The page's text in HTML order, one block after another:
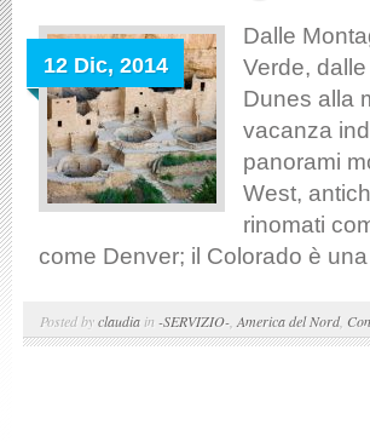
12 Dic, 2014
Dalle
Verde,
Dunes alla
vacanza
panorami
West,
rinomati
come Denver; il Colorado è
Posted byclaudia in -SERVIZIO- America del Nord,